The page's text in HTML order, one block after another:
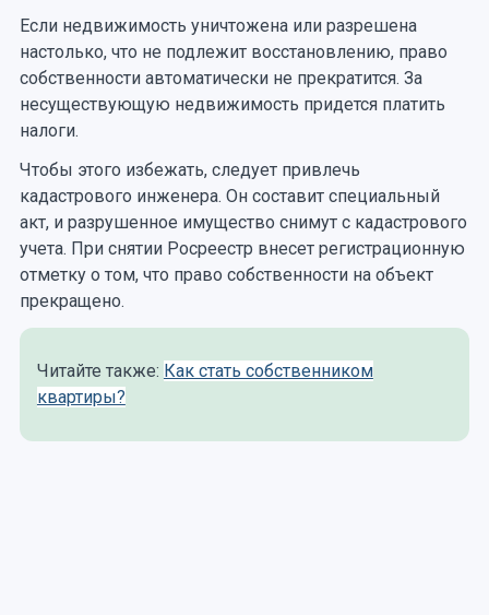
Если недвижимость уничтожена или разрешена
настолько, что не подлежит восстановлению, право
собственности автоматически не прекратится. За
несуществующую недвижимость придется платить
налоги.
Чтобы этого избежать, следует привлечь
кадастрового инженера. Он составит специальный
акт, и разрушенное имущество снимут с кадастрового
учета. При снятии Росреестр внесет регистрационную
отметку о том, что право собственности на объект
прекращено.
Читайте также: Как стать собственником
квартиры?